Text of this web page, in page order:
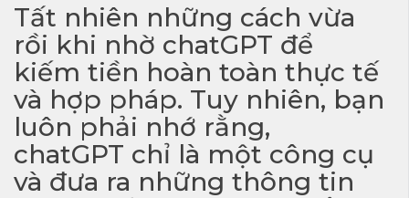
Tất nhiên những cách vừa
rồi khi nhờ chatGPT để
kiếm tiền hoàn toàn thực tế
và hợp pháp. Tuy nhiên, bạn
luôn phải nhớ rằng,
chatGPT chỉ là một công cụ
và đưa ra những thông tin